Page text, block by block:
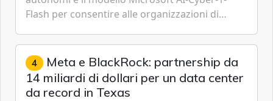
Flash per consentire alle organizzazioni di
gestione continua del rischio.
4 Meta e BlackRock: partnership da
14 miliardi di dollari per un data center
da record in Texas